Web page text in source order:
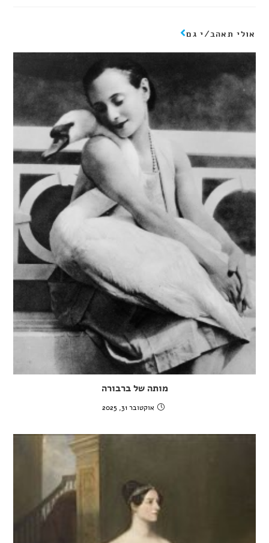
אולי תאהב/י גם
מותה של ברבורה
אוקטובר 31, 2025